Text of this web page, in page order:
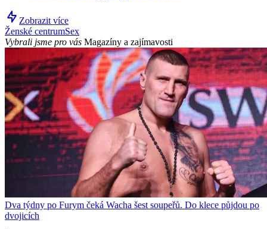
Zobrazit více
Ženské centrumSex
Vybrali jsme pro vás Magazíny a zajímavosti
Dva týdny po Furym čeká Wacha šest soupeřů. Do klece půjdou po
dvojicích